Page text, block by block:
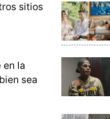
sitios
en la
sea